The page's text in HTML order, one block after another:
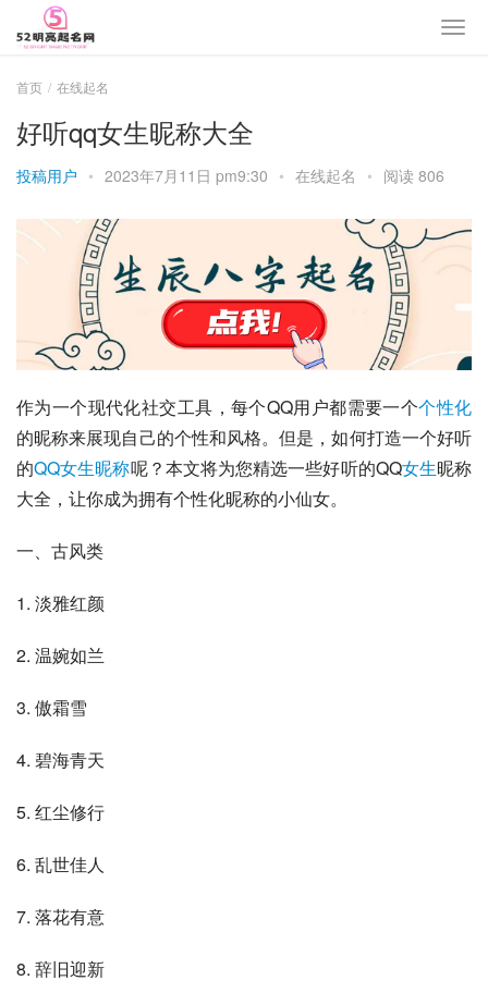
首页 在线起名
好听qq女生昵称大全
投稿用户 • 2023年7月11日 pm9:30 • 在线起名 • 阅读 806
作为一个现代化社交工具，每个QQ用户都需要一个个性化
的昵称来展现自己的个性和风格。但是，如何打造一个好听
的QQ女生昵称呢？本文将为您精选一些好听的QQ女生昵称
大全，让你成为拥有个性化昵称的小仙女。
一、古风类
1. 淡雅红颜
2. 温婉如兰
3. 傲霜雪
4. 碧海青天
5. 红尘修行
6. 乱世佳人
7. 落花有意
8. 辞旧迎新